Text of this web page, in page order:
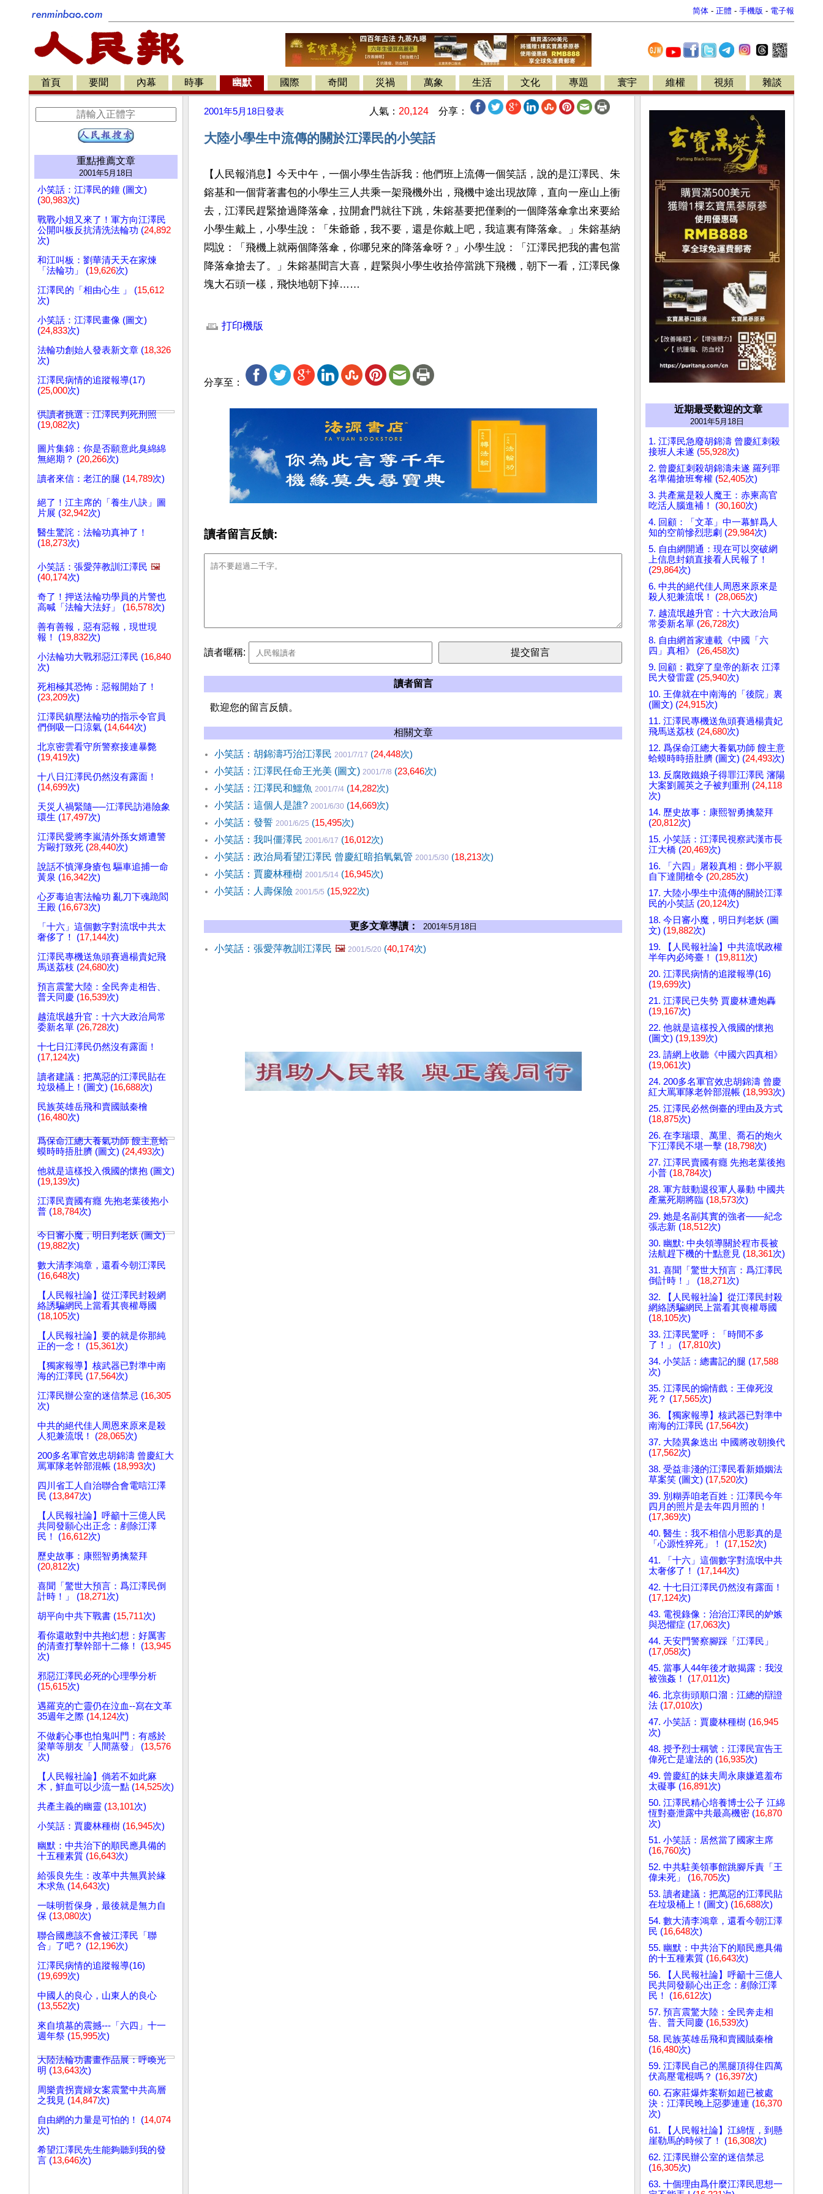
简体 - 正體 - 手機版 - 電子報
首頁 要聞 內幕 時事 幽默 國際 奇聞 災禍 萬象 生活 文化 專題 寰宇 維權 視頻 雜談
重點推薦文章
2001年5月18日
小笑話：江澤民的鐘 (圖文)
(30,983次)
戰戰小姐又來了！軍方向江澤民
公開叫板反抗清洗法輪功 (24,892
次)
和江叫板：劉華清天天在家煉
「法輪功」 (19,626次)
江澤民的「相由心生 」 (15,612
次)
小笑話：江澤民畫像 (圖文)
(24,833次)
法輪功創始人發表新文章 (18,326
次)
江澤民病情的追蹤報導(17)
(25,000次)
供讀者挑選：江澤民判死刑照
(19,082次)
圖片集錦：你是否願意此臭綿綿
無絕期？ (20,266次)
讀者來信：老江的腿 (14,789次)
絕了！江主席的「養生八訣」圖
片展 (32,942次)
醫生驚詫：法輪功真神了！
(18,273次)
小笑話：張愛萍教訓江澤民 🖼️
(40,174次)
奇了！押送法輪功學員的片警也
高喊「法輪大法好」 (16,578次)
善有善報，惡有惡報，現世現
報！ (19,832次)
小法輪功大戰邪惡江澤民 (16,840
次)
死相極其恐怖：惡報開始了！
(23,209次)
江澤民鎮壓法輪功的指示令官員
們倒吸一口涼氣 (14,644次)
北京密雲看守所警察接連暴斃
(19,419次)
十八日江澤民仍然沒有露面！
(14,699次)
天災人禍緊隨──江澤民訪港險象
環生 (17,497次)
江澤民愛將李嵐清外孫女婿遭警
方毆打致死 (28,440次)
說話不慎渾身瘡包 驅車追捕一命
黃泉 (16,342次)
心歹毒迫害法輪功 亂刀下魂跪閻
王殿 (16,673次)
「十六」這個數字對流氓中共太
奢侈了！ (17,144次)
江澤民專機送魚頭賽過楊貴妃飛
馬送荔枝 (24,680次)
預言震驚大陸：全民奔走相告、
普天同慶 (16,539次)
越流氓越升官：十六大政治局常
委新名單 (26,728次)
十七日江澤民仍然沒有露面！
(17,124次)
讀者建議：把萬惡的江澤民貼在
垃圾桶上！(圖文) (16,688次)
民族英雄岳飛和賣國賊秦檜
(16,480次)
爲保命江總大養氣功師 餿主意蛤
蟆時時捂肚臍 (圖文) (24,493次)
他就是這樣投入俄國的懷抱 (圖文)
(19,139次)
江澤民賣國有癮 先抱老葉後抱小
普 (18,784次)
今日審小魔，明日判老妖 (圖文)
(19,882次)
數大清李鴻章，還看今朝江澤民
(16,648次)
【人民報社論】從江澤民封殺網
絡誘騙網民上當看其喪權辱國
(18,105次)
【人民報社論】要的就是你那純
正的一念！ (15,361次)
【獨家報導】核武器已對準中南
海的江澤民 (17,564次)
江澤民辦公室的迷信禁忌 (16,305
次)
中共的絕代佳人周恩來原來是殺
人犯兼流氓！ (28,065次)
200多名軍官效忠胡錦濤 曾慶紅大
罵軍隊老幹部混帳 (18,993次)
四川省工人自治聯合會電唁江澤
民 (13,847次)
【人民報社論】呼籲十三億人民
共同發願心出正念：剷除江澤
民！ (16,612次)
歷史故事：康熙智勇擒鰲拜
(20,812次)
喜聞「驚世大預言：爲江澤民倒
計時！」 (18,271次)
胡平向中共下戰書 (15,711次)
看你還敢對中共抱幻想：好厲害
的清查打擊幹部十二條！ (13,945
次)
邪惡江澤民必死的心理學分析
(15,615次)
遇羅克的亡靈仍在泣血--寫在文革
35週年之際 (14,124次)
不做虧心事也怕鬼叫門：有感於
梁華等朋友「人間蒸發」 (13,576
次)
【人民報社論】倘若不如此麻
木，鮮血可以少流一點 (14,525次)
共產主義的幽靈 (13,101次)
小笑話：賈慶林種樹 (16,945次)
幽默：中共治下的順民應具備的
十五種素質 (16,643次)
給張良先生：改革中共無異於緣
木求魚 (14,643次)
一味明哲保身，最後就是無力自
保 (13,080次)
聯合國應該不會被江澤民「聯
合」了吧？ (12,196次)
江澤民病情的追蹤報導(16)
(19,699次)
中國人的良心，山東人的良心
(13,552次)
來自墳墓的震撼---「六四」十一
週年祭 (15,995次)
大陸法輪功書畫作品展：呼喚光
明 (13,643次)
周樂貴拐賣婦女案震驚中共高層
之我見 (14,847次)
自由網的力量是可怕的！ (14,074
次)
希望江澤民先生能夠聽到我的發
言 (13,646次)
2001年5月18日發表 人氣： 20,124 分享：
大陸小學生中流傳的關於江澤民的小笑話
【人民報消息】今天中午，一個小學生告訴我：他們班上流傳一個笑話，說的是江澤民、朱
鎔基和一個背著書包的小學生三人共乘一架飛機外出，飛機中途出現故障，直向一座山上衝
去，江澤民趕緊搶過降落傘，拉開倉門就往下跳，朱鎔基要把僅剩的一個降落傘拿出來要給
小學生戴上，小學生說：「朱爺爺，我不要，還是你戴上吧，我這裏有降落傘。」朱鎔基納
悶說：「飛機上就兩個降落傘，你哪兒來的降落傘呀？」小學生說：「江澤民把我的書包當
降落傘搶去了。」朱鎔基聞言大喜，趕緊與小學生收拾停當跳下飛機，朝下一看，江澤民像
塊大石頭一樣，飛快地朝下掉……
打印機版
分享至：
讀者留言反饋:
讀者暱稱:
讀者留言
歡迎您的留言反饋。
相關文章
小笑話：胡錦濤巧治江澤民 2001/7/17 (24,448次)
小笑話：江澤民任命王光美 (圖文) 2001/7/8 (23,646次)
小笑話：江澤民和鱷魚 2001/7/4 (14,282次)
小笑話：這個人是誰? 2001/6/30 (14,669次)
小笑話：發誓 2001/6/25 (15,495次)
小笑話：我叫僵澤民 2001/6/17 (16,012次)
小笑話：政治局看望江澤民 曾慶紅暗掐氧氣管 2001/5/30 (18,213次)
小笑話：賈慶林種樹 2001/5/14 (16,945次)
小笑話：人壽保險 2001/5/5 (15,922次)
更多文章導讀： 2001年5月18日
小笑話：張愛萍教訓江澤民 🖼️ 2001/5/20 (40,174次)
近期最受歡迎的文章
2001年5月18日
1. 江澤民急廢胡錦濤 曾慶紅刺殺
接班人未遂 (55,928次)
2. 曾慶紅刺殺胡錦濤未遂 羅列罪
名準備搶班奪權 (52,405次)
3. 共產黨是殺人魔王：赤柬高官
吃活人腦進補！ (30,160次)
4. 回顧：「文革」中一幕鮮爲人
知的空前慘烈悲劇 (29,984次)
5. 自由網開通：現在可以突破網
上信息封鎖直接看人民報了！
(29,864次)
6. 中共的絕代佳人周恩來原來是
殺人犯兼流氓！ (28,065次)
7. 越流氓越升官：十六大政治局
常委新名單 (26,728次)
8. 自由網首家連載《中國「六
四」真相》 (26,458次)
9. 回顧：戳穿了皇帝的新衣 江澤
民大發雷霆 (25,940次)
10. 王偉就在中南海的「後院」裏
(圖文) (24,915次)
11. 江澤民專機送魚頭賽過楊貴妃
飛馬送荔枝 (24,680次)
12. 爲保命江總大養氣功師 餿主意
蛤蟆時時捂肚臍 (圖文) (24,493次)
13. 反腐敗鐵娘子得罪江澤民 瀋陽
大案劉麗英之子被判重刑 (24,118
次)
14. 歷史故事：康熙智勇擒鰲拜
(20,812次)
15. 小笑話：江澤民視察武漢市長
江大橋 (20,469次)
16. 「六四」屠殺真相：鄧小平親
自下達開槍令 (20,285次)
17. 大陸小學生中流傳的關於江澤
民的小笑話 (20,124次)
18. 今日審小魔，明日判老妖 (圖
文) (19,882次)
19. 【人民報社論】中共流氓政權
半年內必垮臺！ (19,811次)
20. 江澤民病情的追蹤報導(16)
(19,699次)
21. 江澤民已失勢 賈慶林遭炮轟
(19,167次)
22. 他就是這樣投入俄國的懷抱
(圖文) (19,139次)
23. 請網上收聽《中國六四真相》
(19,061次)
24. 200多名軍官效忠胡錦濤 曾慶
紅大罵軍隊老幹部混帳 (18,993次)
25. 江澤民必然倒臺的理由及方式
(18,875次)
26. 在李瑞環、萬里、喬石的炮火
下江澤民不堪一擊 (18,798次)
27. 江澤民賣國有癮 先抱老葉後抱
小普 (18,784次)
28. 軍方鼓動退役軍人暴動 中國共
產黨死期將臨 (18,573次)
29. 她是名副其實的強者——紀念
張志新 (18,512次)
30. 幽默: 中央領導關於程市長被
法航趕下機的十點意見 (18,361次)
31. 喜聞「驚世大預言：爲江澤民
倒計時！」 (18,271次)
32. 【人民報社論】從江澤民封殺
網絡誘騙網民上當看其喪權辱國
(18,105次)
33. 江澤民驚呼：「時間不多
了！」 (17,810次)
34. 小笑話：總書記的腿 (17,588
次)
35. 江澤民的煽情戲：王偉死沒
死？ (17,565次)
36. 【獨家報導】核武器已對準中
南海的江澤民 (17,564次)
37. 大陸異象迭出 中國將改朝換代
(17,562次)
38. 受益非淺的江澤民看新婚姻法
草案笑 (圖文) (17,520次)
39. 別糊弄咱老百姓：江澤民今年
四月的照片是去年四月照的！
(17,369次)
40. 醫生：我不相信小思影真的是
「心源性猝死」！ (17,152次)
41. 「十六」這個數字對流氓中共
太奢侈了！ (17,144次)
42. 十七日江澤民仍然沒有露面！
(17,124次)
43. 電視錄像：治治江澤民的妒嫉
與恐懼症 (17,063次)
44. 天安門警察腳踩「江澤民」
(17,058次)
45. 當事人44年後才敢揭露：我沒
被強姦！ (17,011次)
46. 北京街頭順口溜：江總的辯證
法 (17,010次)
47. 小笑話：賈慶林種樹 (16,945
次)
48. 授予烈士稱號：江澤民宣告王
偉死亡是違法的 (16,935次)
49. 曾慶紅的妹夫周永康嫌遮羞布
太礙事 (16,891次)
50. 江澤民精心培養博士公子 江綿
恆對臺泄露中共最高機密 (16,870
次)
51. 小笑話：居然當了國家主席
(16,760次)
52. 中共駐美領事館跳腳斥責「王
偉未死」 (16,705次)
53. 讀者建議：把萬惡的江澤民貼
在垃圾桶上！(圖文) (16,688次)
54. 數大清李鴻章，還看今朝江澤
民 (16,648次)
55. 幽默：中共治下的順民應具備
的十五種素質 (16,643次)
56. 【人民報社論】呼籲十三億人
民共同發願心出正念：剷除江澤
民！ (16,612次)
57. 預言震驚大陸：全民奔走相
告、普天同慶 (16,539次)
58. 民族英雄岳飛和賣國賊秦檜
(16,480次)
59. 江澤民自己的黑腿頂得住四萬
伏高壓電棍嗎？ (16,397次)
60. 石家莊爆炸案靳如超已被處
決：江澤民晚上惡夢連連 (16,370
次)
61. 【人民報社論】江綿恆，到懸
崖勒馬的時候了！ (16,308次)
62. 江澤民辦公室的迷信禁忌
(16,305次)
63. 十個理由爲什麼江澤民思想一